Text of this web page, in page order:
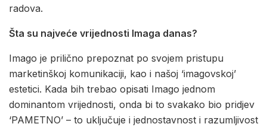
radova.
Šta su najveće vrijednosti Imaga danas?
Imago je prilično prepoznat po svojem pristupu
marketinškoj komunikaciji, kao i našoj ‘imagovskoj’
estetici. Kada bih trebao opisati Imago jednom
dominantom vrijednosti, onda bi to svakako bio pridjev
‘PAMETNO’ – to uključuje i jednostavnost i razumljivost